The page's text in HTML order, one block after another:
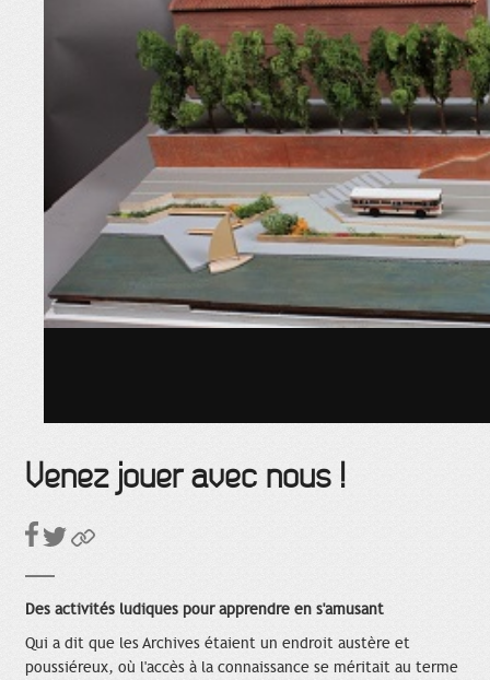
Venez jouer avec nous !
Des activités ludiques pour apprendre en s'amusant
Qui a dit que les Archives étaient un endroit austère et
poussiéreux, où l'accès à la connaissance se méritait au terme